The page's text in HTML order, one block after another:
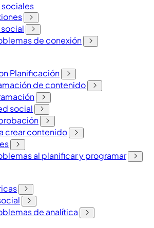
de conexión
Planificación
de contenido
social
crear contenido
al planificar y programar
de analítica